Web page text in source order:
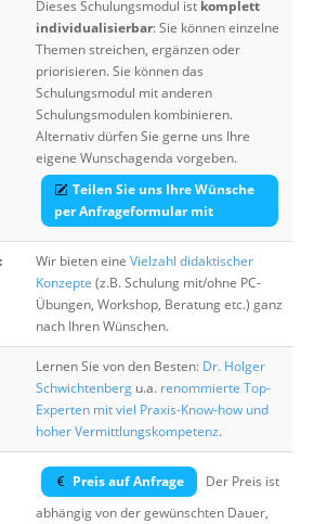
Dieses Schulungsmodul ist komplett
individualisierbar: Sie können einzelne
Themen streichen, ergänzen oder
priorisieren. Sie können das
Schulungsmodul mit anderen
Schulungsmodulen kombinieren.
Alternativ dürfen Sie gerne uns Ihre
eigene Wunschagenda vorgeben.
Teilen Sie uns Ihre Wünsche
per Anfrageformular mit
Wir bieten eine Vielzahl didaktischer
Konzepte (z.B. Schulung mit/ohne PC-
Übungen, Workshop, Beratung etc.) ganz
nach Ihren Wünschen.
Lernen Sie von den Besten: Dr. Holger
Schwichtenberg u.a. renommierte Top-
Experten mit viel Praxis-Know-how und
hoher Vermittlungskompetenz.
Preis auf Anfrage
Der Preis ist
abhängig von der gewünschten Dauer,